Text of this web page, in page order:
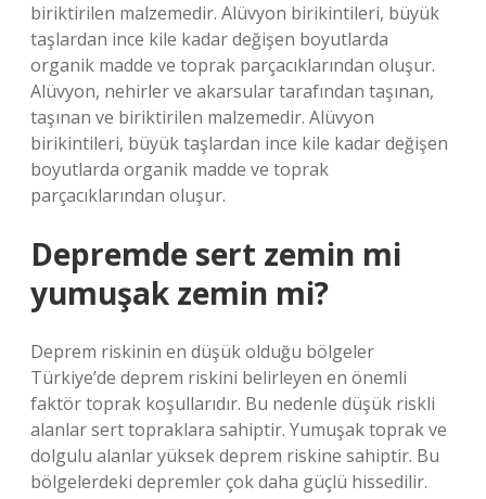
biriktirilen malzemedir. Alüvyon birikintileri, büyük
taşlardan ince kile kadar değişen boyutlarda
organik madde ve toprak parçacıklarından oluşur.
Alüvyon, nehirler ve akarsular tarafından taşınan,
taşınan ve biriktirilen malzemedir. Alüvyon
birikintileri, büyük taşlardan ince kile kadar değişen
boyutlarda organik madde ve toprak
parçacıklarından oluşur.
Depremde sert zemin mi
yumuşak zemin mi?
Deprem riskinin en düşük olduğu bölgeler
Türkiye’de deprem riskini belirleyen en önemli
faktör toprak koşullarıdır. Bu nedenle düşük riskli
alanlar sert topraklara sahiptir. Yumuşak toprak ve
dolgulu alanlar yüksek deprem riskine sahiptir. Bu
bölgelerdeki depremler çok daha güçlü hissedilir.